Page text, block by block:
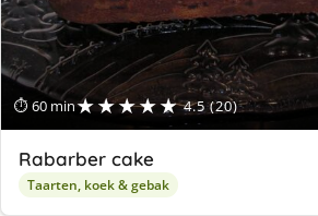
⏱ 60 min★★★★★ 4.5 (20)
Rabarber cake
Taarten, koek & gebak